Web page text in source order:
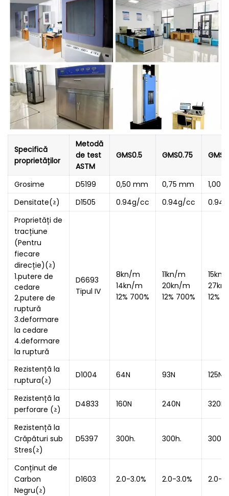
Specifică
proprietăților
Metodă
de test
ASTM
GMS0.5 GMS0.75
Grosime D5199 0,50 mm 0,75 mm
1,00
Densitate(≥)
D1505 0.94g/cc 0.94g/cc
Proprietăți de
tracțiune
(Pentru
fiecare
direcție)(≥)
1.putere de
cedare
2.putere de
ruptură
3.deformare
la cedare
4.deformare
la ruptură
D6693
Tipul IV
8kn/m
14kn/m
12% 700%
11kn/m
20kn/m
12% 700%
15kn/
12%
Rezistență la
ruptura(≥)
D1004 64N 93N 125N
Rezistență la
perforare (≥)
D4833 160N 240N 320N
Rezistență la
Crăpături sub
Stres(≥)
D5397 300h. 300h. 300h.
Conținut de
Carbon
Negru(≥)
D1603 2.0-3.0% 2.0-3.0% 2.0-